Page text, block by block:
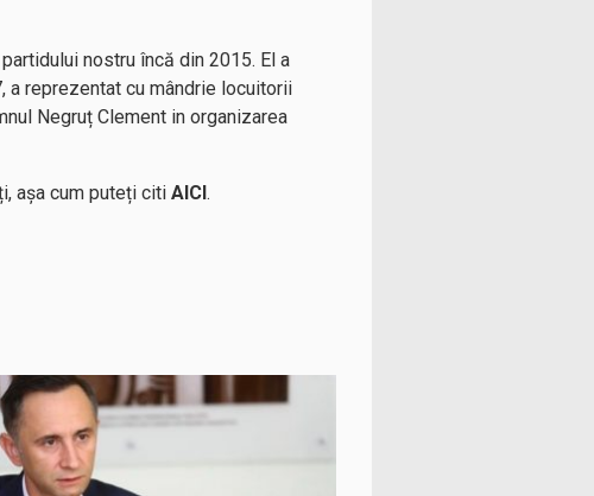
nostru încă din 2015. El a
a reprezentat cu mândrie locuitorii
Negruț Clement in organizarea
așa cum puteți citi AICI.